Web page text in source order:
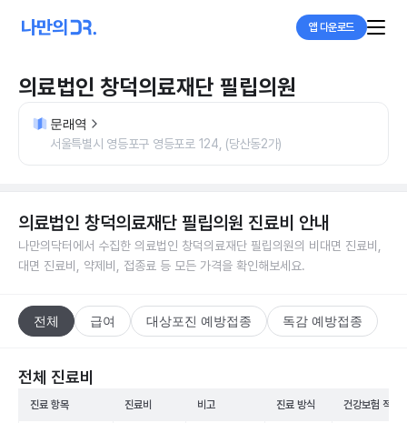
앱 다운로드
의료법인 창덕의료재단 필립의원
문래역
서울특별시 영등포구 영등포로 124, (당산동2가)
의료법인 창덕의료재단 필립의원 진료비 안내
나만의닥터에서 수집한 의료법인 창덕의료재단 필립의원의 비대면 진료비,
대면 진료비, 약제비, 접종료 등 모든 가격을 확인해보세요.
전체 급여 대상포진 예방접종 독감 예방접종
전체 진료비
진료 항목 진료비 비고 진료 방식 건강보험 적용